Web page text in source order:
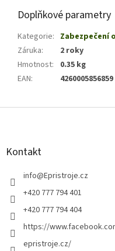
Doplňkové parametry
Kategorie: Zabezpečení
Záruka:
2 roky
Hmotnost:
0.35 kg
EAN: 4260005856859
Z
Kontakt
info@Epristroje.cz
+420 777 794 401
+420 777 794 404
https://
epristroje.cz/